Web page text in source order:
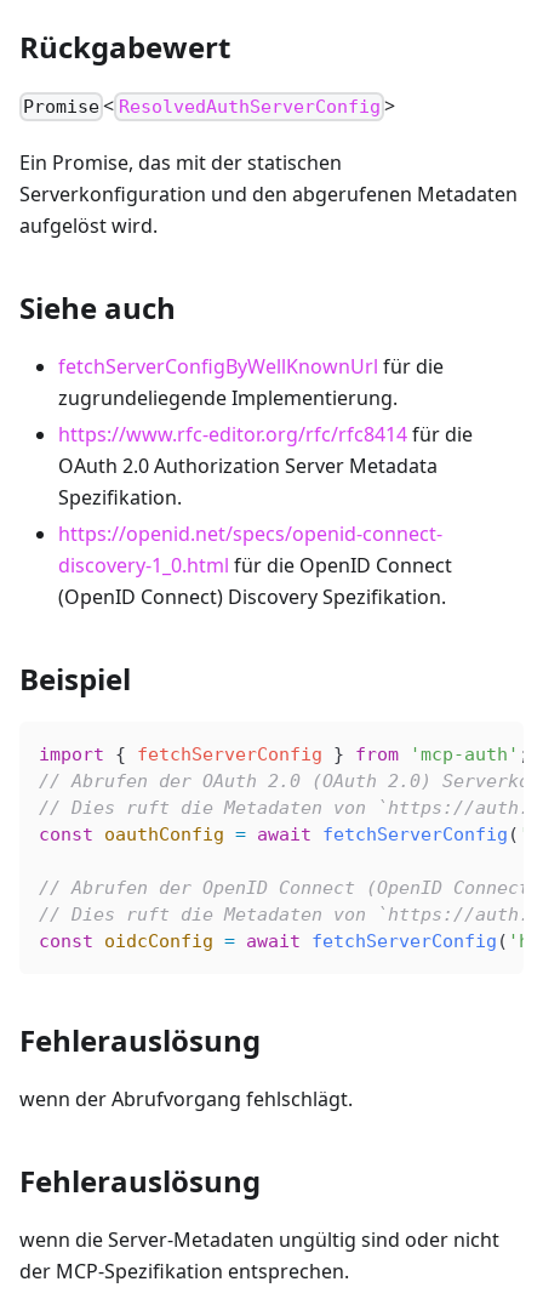
Rückgabewert
Promise< ResolvedAuthServerConfig >
Ein Promise, das mit der statischen
Serverkonfiguration und den abgerufenen Metadaten
aufgelöst wird.
Siehe auch
fetchServerConfigByWellKnownUrl für die
zugrundeliegende Implementierung.
https://www.rfc-editor.org/rfc/rfc8414für die
OAuth 2.0 Authorization Server Metadata
Spezifikation.
https://openid.net/specs/openid-connect-
discovery-1_0.html für die OpenID Connect
(OpenID Connect) Discovery Spezifikation.
Beispiel
import { fetchServerConfig } from 'mcp-auth' ;
// Abrufen der OAuth 2.0 (OAuth 2.0)
// Dies ruft die Metadaten von `https://
const oauthConfig = await fetchServerConfig (
// Abrufen der OpenID Connect (OpenID
// Dies ruft die Metadaten von `https://
const oidcConfig = await fetchServerConfig (
Fehlerauslösung
wenn der Abrufvorgang fehlschlägt.
Fehlerauslösung
wenn die Server-Metadaten ungültig sind oder nicht
der MCP-Spezifikation entsprechen.